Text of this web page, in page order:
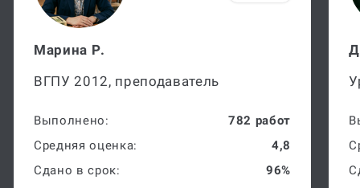
Марина Р.
ВГПУ 2012, преподаватель
Выполнено:
782 работ
Средняя оценка:
4,8
Сдано в срок:
96%